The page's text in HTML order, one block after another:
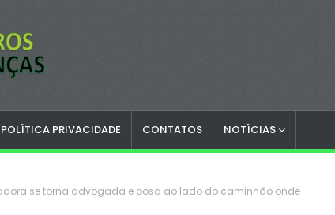
POLÍTICA PRIVACIDADE CONTATOS NOTÍCIAS
se torna advogada e posa ao lado do caminhão onde